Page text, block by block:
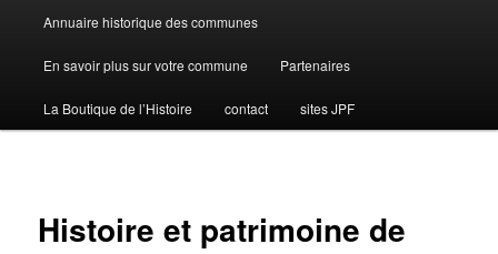
Menu
principal
Annuaire historique des communes
En savoir plus sur votre commune Partenaires
La Boutique de l’Histoire contact sites JPF
Histoire et patrimoine de